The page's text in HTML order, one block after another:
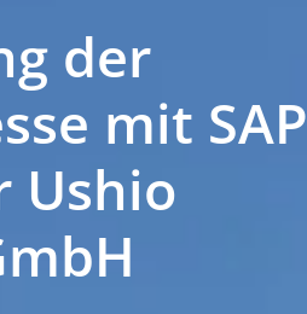
der
mit SAP
Ushio